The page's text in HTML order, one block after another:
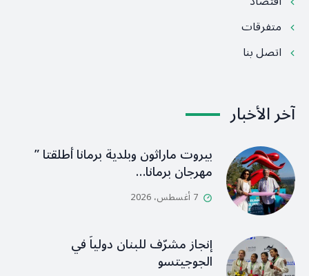
متفرقات
اتصل بنا
آخر الأخبار
بيروت ماراثون وبلدية برمانا أطلقتا ”
مهرجان برمانا…
7 أغسطس، 2026
إنجاز مشرّف للبنان دولياً في
الجوجيتسو